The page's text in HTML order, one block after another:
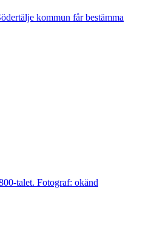
kommun får bestämma